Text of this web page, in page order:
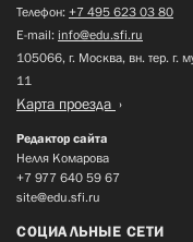
Телефон: +7 495 623 03 80
E-mail: info@edu.sfi.ru
105066, г. Москва, вн. тер. г.
11
Карта проезда
Редактор сайта
Нелля Комарова
+7 977 640 59 67
site@edu.sfi.ru
СОЦИАЛЬНЫЕ СЕТИ